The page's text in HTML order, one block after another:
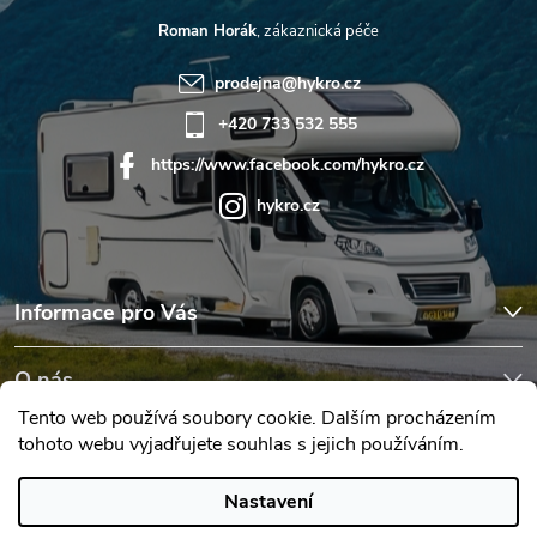
Tento web používá soubory cookie. Dalším procházením
tohoto webu vyjadřujete souhlas s jejich používáním.
Nastavení
Informace pro Vás
O nás
Hodnocení obchodu
Roman Horák
prodejna@hykro.cz
+420 733 532 555
https://www.facebook.com/hykro.cz
hykro.cz